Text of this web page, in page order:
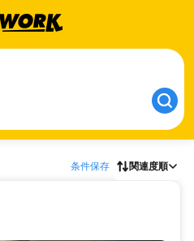
条件保存 関連度順